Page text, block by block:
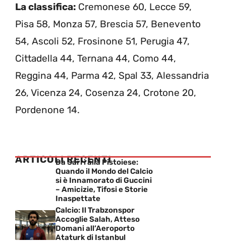
La classifica: Cremonese 60, Lecce 59,
Pisa 58, Monza 57, Brescia 57, Benevento
54, Ascoli 52, Frosinone 51, Perugia 47,
Cittadella 44, Ternana 44, Como 44,
Reggina 44, Parma 42, Spal 33, Alessandria
26, Vicenza 24, Cosenza 24, Crotone 20,
Pordenone 14.
ARTICOLI RECENTI
Da Sarri alla Pistoiese:
Quando il Mondo del Calcio
si è Innamorato di Guccini
– Amicizie, Tifosi e Storie
Inaspettate
Calcio: Il Trabzonspor
Accoglie Salah, Atteso
Domani all’Aeroporto
Ataturk di Istanbul